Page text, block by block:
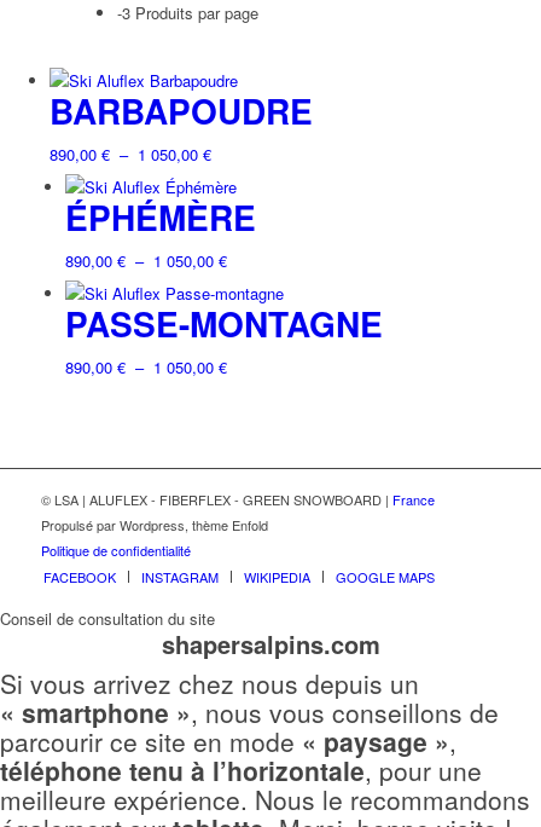
-3 Produits par page
BARBAPOUDRE
890,00 € – 1 050,00 €Plage
de
prix :
890,00 €
à
050,00 €
produit
plusieurs
variations.
Les
peuvent
page
du
produit
ÉPHÉMÈRE
890,00 € – 1 050,00 €Plage
prix :
890,00 €
à
Ce
produit
a
options
être
choisies
sur
la
page
PASSE-MONTAGNE
890,00 € – 1 050,00 €Plage
à
1
050,00 €
a
plusieurs
variations.
Les
options
être
la
page
du
produit
© LSA | ALUFLEX - FIBERFLEX - GREEN SNOWBOARD | France
Propulsé par Wordpress, thème Enfold
Politique de confidentialité
FACEBOOK
INSTAGRAM WIKIPEDIA GOOGLE MAPS
Conseil de consultation du site
shapersalpins.com
Si vous arrivez chez nous depuis un
« smartphone », nous vous conseillons de
parcourir ce site en mode « paysage »,
téléphone tenu à l’horizontale, pour une
meilleure expérience. Nous le recommandons